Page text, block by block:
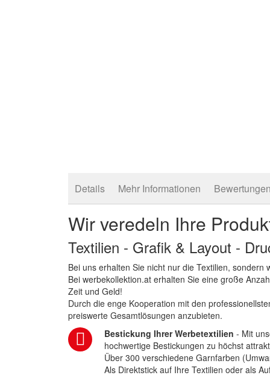
Details Mehr Informationen Bewertungen
Wir veredeln Ihre
Textilien - Grafik & Layout -
Bei uns erhalten Sie nicht nur die Textilien,
Bei werbekollektion.at erhalten Sie eine große
Zeit und Geld!
Durch die enge Kooperation mit den
preiswerte Gesamtlösungen anzubieten.
Bestickung Ihrer Werbetextilien - Mit
hochwertige Bestickungen zu höchst
Über 300 verschiedene Garnfarben
Als Direktstick auf Ihre Textilien oder als